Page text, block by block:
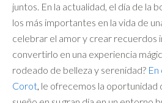
juntos. En la actualidad, el día de la
los más importantes en la vida de
celebrar el amor y crear recuerdos
convertirlo en una experiencia
rodeado de belleza y serenidad?
Corot le ofrecemos la oportunidad